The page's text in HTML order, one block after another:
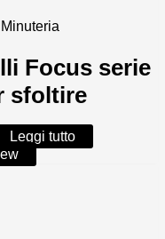
Focus serie
sfoltire
Leggi tutto